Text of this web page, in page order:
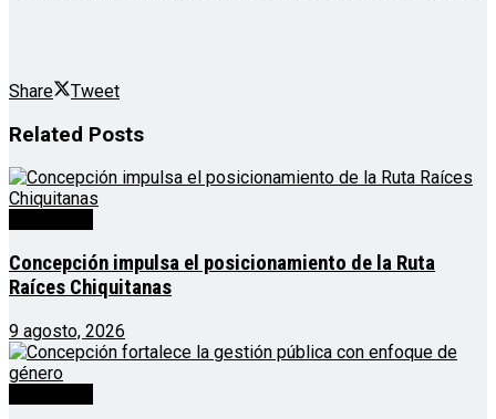
Share Tweet
Related Posts
Concepción impulsa el posicionamiento de la Ruta
Raíces Chiquitanas
9 agosto, 2026